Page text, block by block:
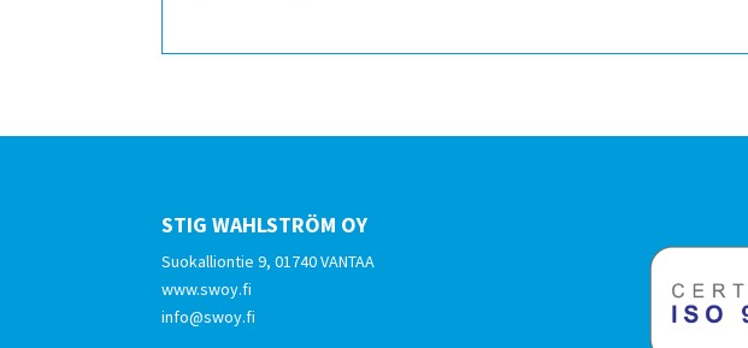
STIG WAHLSTRÖM OY
Suokalliontie 9, 01740 VANTAA
www.swoy.fi
info@swoy.fi